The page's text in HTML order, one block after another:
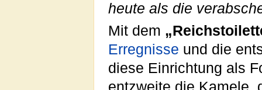
heute als die
Mit dem
Erregnisse und die
diese Einrichtung als